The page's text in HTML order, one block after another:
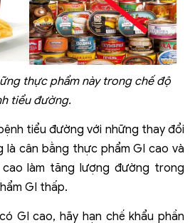
thực phẩm này trong chế độ
tiểu đường.
tiểu đường với những thay đổi
là cân bằng thực phẩm GI cao và
làm tăng lượng đường trong
GI thấp.
GI cao, hãy hạn chế khẩu phần